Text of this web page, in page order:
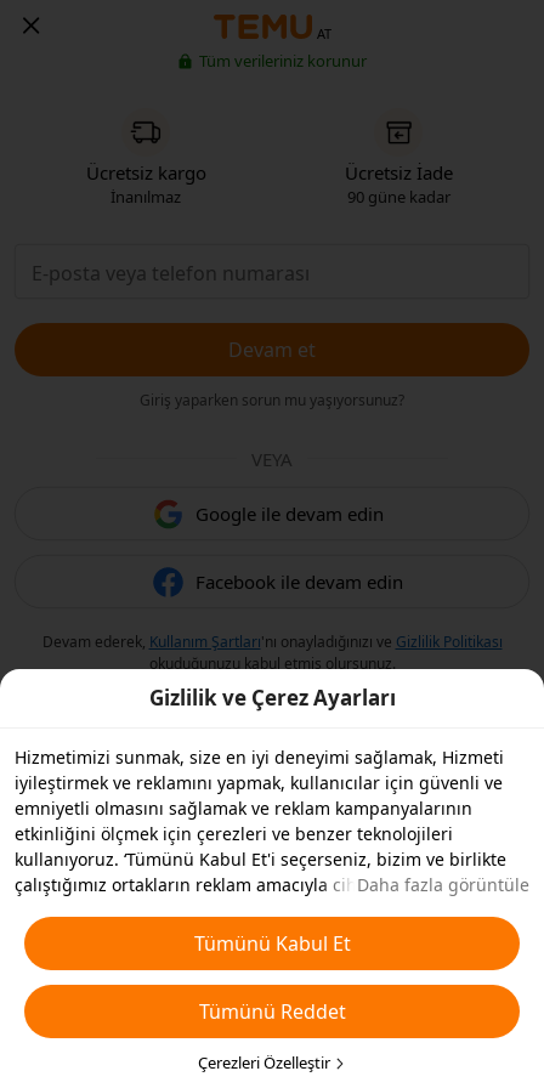
AT
Tüm verileriniz korunur
Ücretsiz kargo
İnanılmaz
Ücretsiz İade
90 güne kadar
Devam et
Giriş yaparken sorun mu yaşıyorsunuz?
VEYA
Google ile devam edin
Facebook ile devam edin
Devam ederek, Kullanım Şartları'nı onayladığınızı ve Gizlilik Politikası
okuduğunuzu kabul etmiş olursunuz.
Gizlilik ve Çerez Ayarları
Hizmetimizi sunmak, size en iyi deneyimi sağlamak, Hizmeti
iyileştirmek ve reklamını yapmak, kullanıcılar için güvenli ve
emniyetli olmasını sağlamak ve reklam kampanyalarının
etkinliğini ölçmek için çerezleri ve benzer teknolojileri
kullanıyoruz. ‘Tümünü Kabul Et'i seçerseniz, bizim ve birlikte
çalıştığımız ortakların reklam amacıyla cihazınızda çerezleri ve
Ayrıca, temel olmayan çerezlerin ’Tümünü Reddedebilir' veya
aşağıdaki ’Çerezleri Özelleştir'i tıklayarak veya gizlilik
ayarlarınızda istediğiniz zaman hangi çerez türlerini kabul
etmek veya devre dışı bırakmak istediğinizi seçebilirsiniz. Daha
fazla detay içinÇerezler ve Benzer Teknolojiler Politikamıza
Daha fazla görüntüle
Tümünü Kabul Et
Tümünü Reddet
Çerezleri Özelleştir